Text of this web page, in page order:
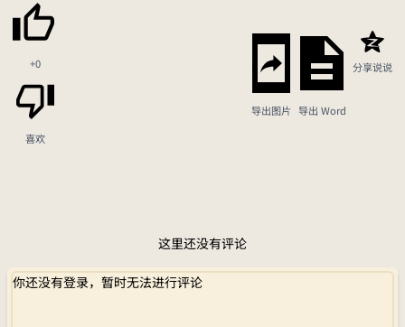
+0
喜欢
导出图片 导出 Word
分享说说
这里还没有评论
你还没有登录，暂时无法进行评论